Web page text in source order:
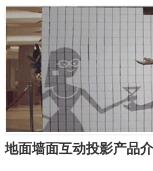
廉政警示展厅
法治教育基地
禁毒教育基地
红色党建教育基地
VR虚拟现实
AR增强现实
触控一体机
创新展项
互动投影
幻影成像
新闻中心
公司新闻
展厅资讯
常见问题
关于我们
企业简介
企业文化
荣誉资质
加入我们
合作代理
诚聘精英
联系我们
联系我们
区域负责人
地面墙面互动投影产品